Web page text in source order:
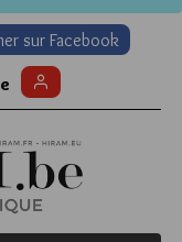
sur Facebook